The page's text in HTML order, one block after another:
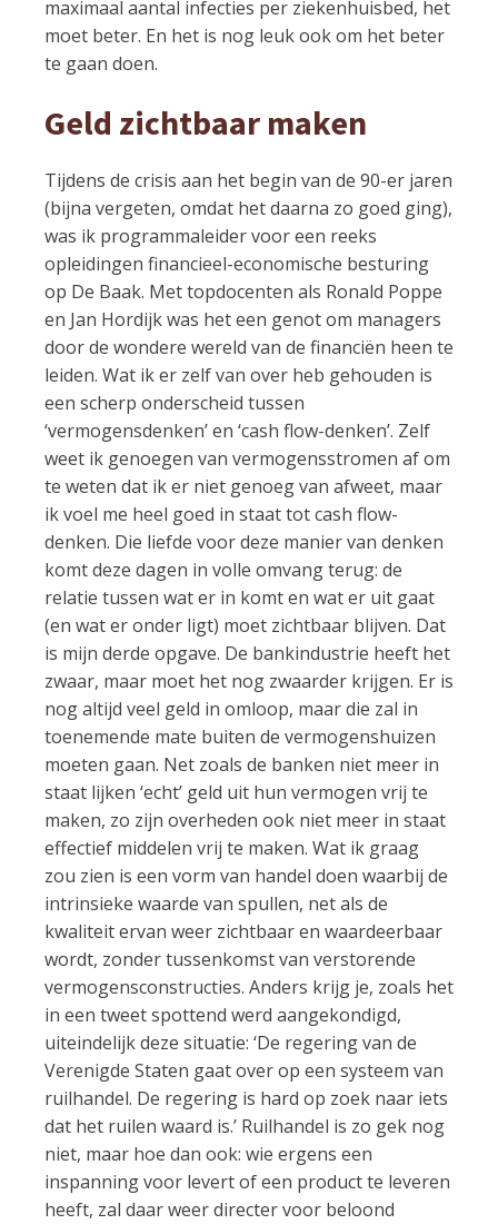
maximaal aantal infecties per ziekenhuisbed, het
moet beter. En het is nog leuk ook om het beter
te gaan doen.
Geld zichtbaar maken
Tijdens de crisis aan het begin van de 90-er jaren
(bijna vergeten, omdat het daarna zo goed ging),
was ik programmaleider voor een reeks
opleidingen financieel-economische besturing
op De Baak. Met topdocenten als Ronald Poppe
en Jan Hordijk was het een genot om managers
door de wondere wereld van de financiën heen te
leiden. Wat ik er zelf van over heb gehouden is
een scherp onderscheid tussen
‘vermogensdenken’ en ‘cash flow-denken’. Zelf
weet ik genoegen van vermogensstromen af om
te weten dat ik er niet genoeg van afweet, maar
ik voel me heel goed in staat tot cash flow-
denken. Die liefde voor deze manier van denken
komt deze dagen in volle omvang terug: de
relatie tussen wat er in komt en wat er uit gaat
(en wat er onder ligt) moet zichtbaar blijven. Dat
is mijn derde opgave. De bankindustrie heeft het
zwaar, maar moet het nog zwaarder krijgen. Er is
nog altijd veel geld in omloop, maar die zal in
toenemende mate buiten de vermogenshuizen
moeten gaan. Net zoals de banken niet meer in
staat lijken ‘echt’ geld uit hun vermogen vrij te
maken, zo zijn overheden ook niet meer in staat
effectief middelen vrij te maken. Wat ik graag
zou zien is een vorm van handel doen waarbij de
intrinsieke waarde van spullen, net als de
kwaliteit ervan weer zichtbaar en waardeerbaar
wordt, zonder tussenkomst van verstorende
vermogensconstructies. Anders krijg je, zoals het
in een tweet spottend werd aangekondigd,
uiteindelijk deze situatie: ‘De regering van de
Verenigde Staten gaat over op een systeem van
ruilhandel. De regering is hard op zoek naar iets
dat het ruilen waard is.’ Ruilhandel is zo gek nog
niet, maar hoe dan ook: wie ergens een
inspanning voor levert of een product te leveren
heeft, zal daar weer directer voor beloond